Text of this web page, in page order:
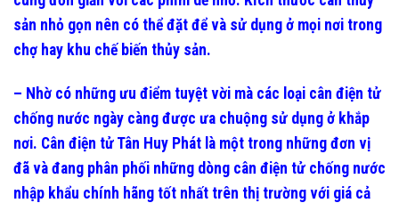
sản nhỏ gọn nên có thể đặt để và sử dụng ở mọi nơi trong
chợ hay khu chế biến thủy sản.
– Nhờ có những ưu điểm tuyệt vời mà các loại cân điện tử
chống nước ngày càng được ưa chuộng sử dụng ở khắp
nơi. Cân điện tử Tân Huy Phát là một trong những đơn vị
đã và đang phân phối những dòng cân điện tử chống nước
nhập khẩu chính hãng tốt nhất trên thị trường với giá cả